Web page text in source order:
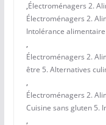
,Électroménagers 2.
Électroménagers 2.
Intolérance alimentaire
,
Électroménagers 2.
être 5. Alternatives
,
Électroménagers 2.
Cuisine sans gluten 5.
,